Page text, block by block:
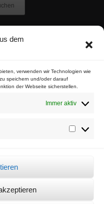
dem
verwenden wir Technologien wie
speichern und/oder darauf
der Webseite sicherstellen.
Immer aktiv
von Maren Gießwald
von Martina Parker
von Mona Nikolay